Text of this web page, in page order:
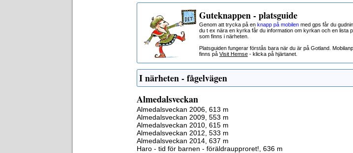
Guteknappen - platsguide
Genom att trycka på en knapp på mobilen med gps får du
du t ex nära en kyrka får du information om kyrkan och en lista
som finns i närheten.
Platsguiden fungerar förstås bara när du är på Gotland.
finns på Visit Hemse - klicka på hjärtanet.
I närheten - fågelvägen
Almedalsveckan
Almedalsveckan 2006, 613 m
Almedalsveckan 2009, 553 m
Almedalsveckan 2010, 615 m
Almedalsveckan 2012, 533 m
Almedalsveckan 2014, 637 m
Haro - tid för barnen - föräldraupproret!, 636 m